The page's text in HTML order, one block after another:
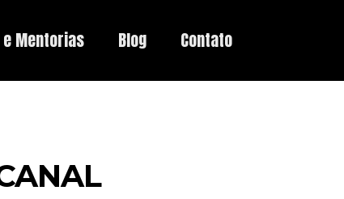
Mentorias Blog Contato